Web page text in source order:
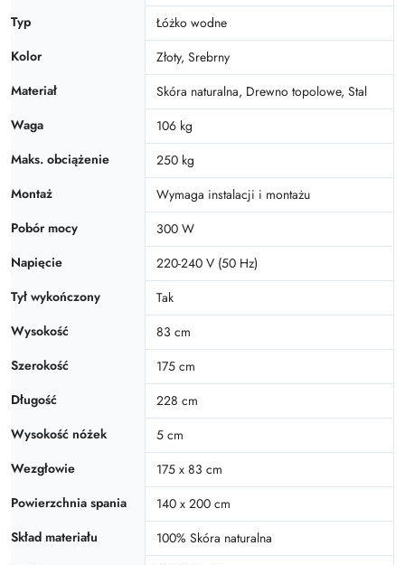
Typ
Łóżko wodne
Kolor
Złoty, Srebrny
Materiał
Skóra naturalna, Drewno topolowe, Stal
Waga
106 kg
Maks. obciążenie
250 kg
Montaż
Wymaga instalacji i montażu
Pobór mocy
300 W
Napięcie
220-240 V (50 Hz)
Tył wykończony
Tak
Wysokość
83 cm
Szerokość
175 cm
Długość
228 cm
Wysokość nóżek
5 cm
Wezgłowie
175 x 83 cm
Powierzchnia spania
140 x 200 cm
Skład materiału
100% Skóra naturalna